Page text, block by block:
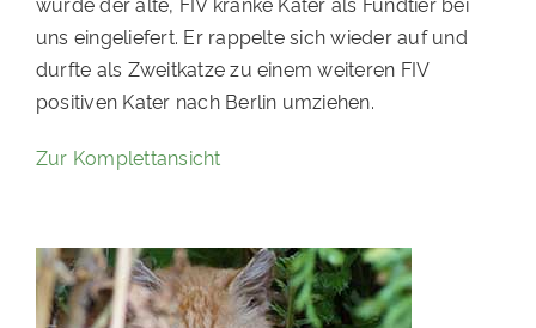
TIERHEIMTIERE
TIERHEIME
RATGEBER
uns eingeliefert. Er rappelte sich wieder auf und
durfte als Zweitkatze zu einem weiteren FIV
positiven Kater nach Berlin umziehen.
Zur Komplettansicht